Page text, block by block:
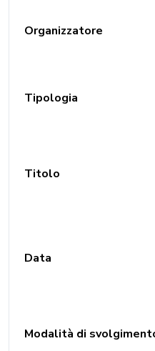
Organizzatore
Tipologia
Titolo
Data
Modalità di